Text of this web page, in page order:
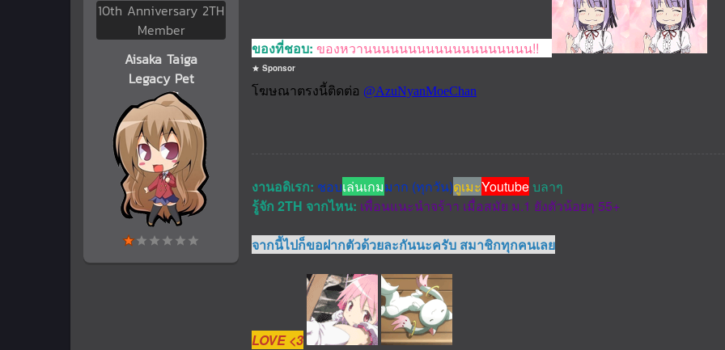
10th Anniversary 2TH
Member
Aisaka Taiga
Legacy Pet
ของที่ชอบ: ของหวานนนนนนนนนนนนนนนนนนน!!
Sponsor
งานอดิเรก: ชอบเล่นเกมมาก (ทุกวัน)ดูเมะYoutubeบลาๆ
รู้จัก 2TH จากไหน: เพื่อนแนะนำจร้าา เมื่อสมัย ม.1 ยังตัวน้อยๆ 55+
จากนี้ไปก็ขอฝากตัวด้วยละกันนะครับ สมาชิกทุกคนเลย
LOVE <3